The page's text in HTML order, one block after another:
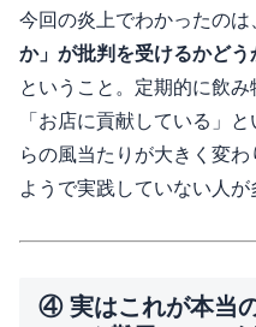
今回の炎上でわかったのは
か」が批判を受けるかどう
ということ。定期的に飲み
「お店に貢献している」
らの風当たりが大きく変
ようで実践していない人が
④ 実はこれが本当